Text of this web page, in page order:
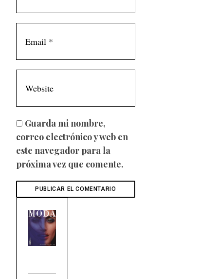
Guarda mi nombre,
correo electrónico y web en
este navegador para la
próxima vez que comente.